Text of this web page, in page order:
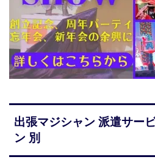
出張マジシャン 派遣サー
ン 別